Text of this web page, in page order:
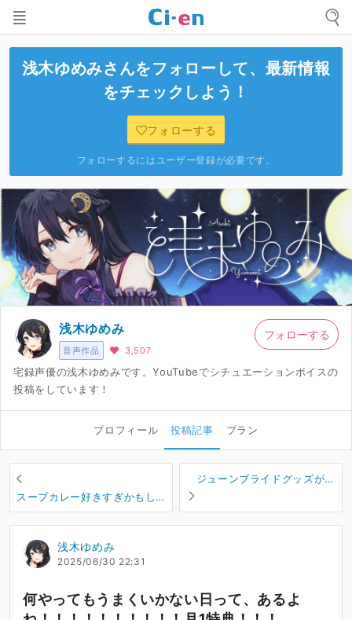
浅木ゆめみさんをフォローして、最新情報
をチェックしよう！
フォローする
フォローするにはユーザー登録が必要です。
音声作品
浅木ゆめみ
3,507
宅録声優の浅木ゆめみです。YouTubeでシチュエーションボイスの
投稿をしています！
フォローする
プロフィール 投稿記事 プラン
スープカレー好きすぎかもし
れない。
ジューンブライドグッズが出
メン！！
浅木ゆめみ
2025/06/30 22:31
何やってもうまくいかない日って、あるよ